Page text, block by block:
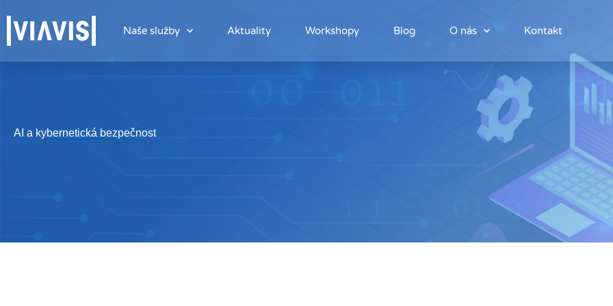
obsah
Naše služby Aktuality Workshopy Blog O nás Kontakt
AI a kybernetická bezpečnost